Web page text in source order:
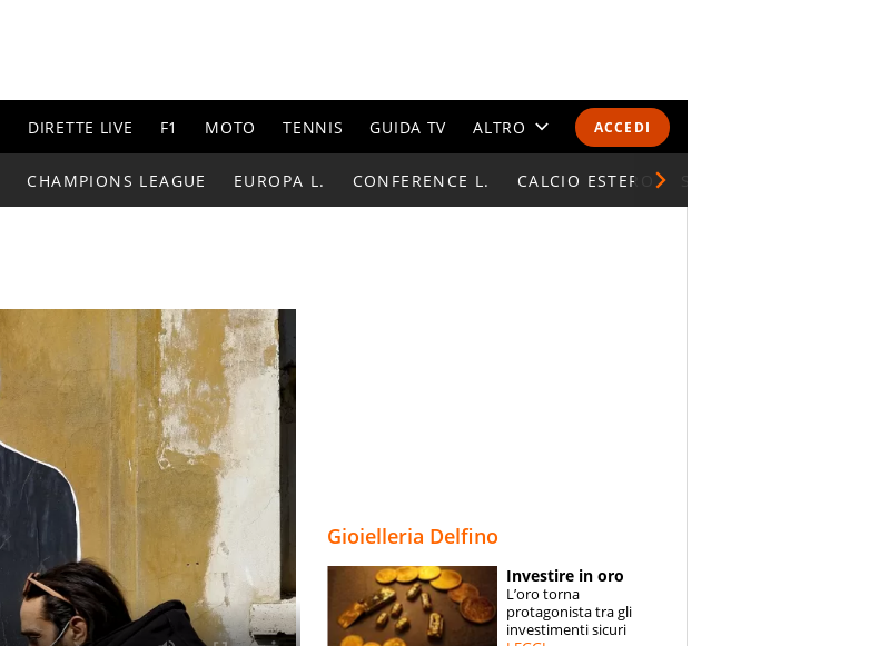
ACCEDI
DIRETTE LIVE F1 MOTO TENNIS GUIDA TV ALTRO
CALENDARI E CLASSIFICHE
ESPERTI
CHAMPIONS LEAGUE EUROPA L. CONFERENCE L. CALCIO ESTERO
Gioielleria Delfino
Investire in oro
L’oro torna
protagonista tra gli
investimenti sicuri